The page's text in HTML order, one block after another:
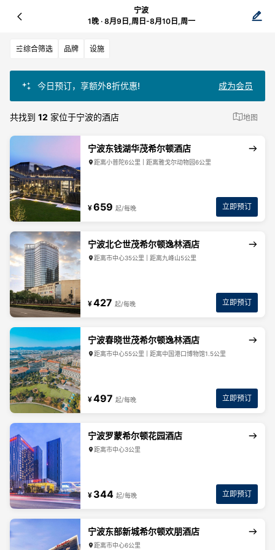
宁波
1晚 · 8月9日,周日-8月10日,周一
综合筛选 品牌 设施
今日预订，享额外8折优惠! 成为会员
共找到 12 家位于宁波的酒店 地图
宁波东钱湖华茂希尔顿酒店
距离小普陀6公里 | 距离雅戈尔动物园6公里
¥659 起/每晚 立即预订
宁波北仑世茂希尔顿逸林酒店
距离市中心35公里 | 距离九峰山5公里
¥427 起/每晚 立即预订
宁波春晓世茂希尔顿逸林酒店
距离市中心55公里 | 距离中国港口博物馆1.5公里
¥497 起/每晚 立即预订
宁波罗蒙希尔顿花园酒店
距离市中心3公里
¥ 344 起/每晚 立即预订
宁波东部新城希尔顿欢朋酒店
距离市中心6公里